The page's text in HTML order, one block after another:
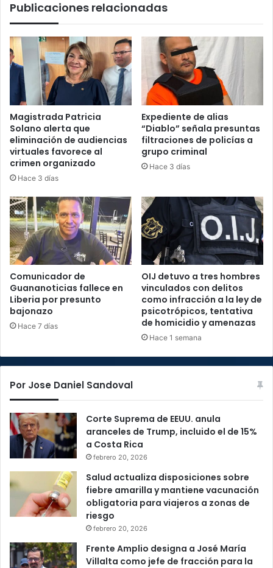
Publicaciones relacionadas
Magistrada Patricia
Solano alerta que
eliminación de audiencias
virtuales favorece al
crimen organizado
Hace 3 días
Expediente de alias
“Diablo” señala presuntas
filtraciones de policías a
grupo criminal
Hace 3 días
Comunicador de
Guananoticias fallece en
Liberia por presunto
bajonazo
Hace 7 días
OIJ detuvo a tres hombres
vinculados con delitos
como infracción a la ley de
psicotrópicos, tentativa
de homicidio y amenazas
Hace 1 semana
Por Jose Daniel Sandoval
Corte Suprema de EEUU. anula
aranceles de Trump, incluido el de 15%
a Costa Rica
febrero 20, 2026
Salud actualiza disposiciones sobre
fiebre amarilla y mantiene vacunación
obligatoria para viajeros a zonas de
riesgo
febrero 20, 2026
Frente Amplio designa a José María
Villalta como jefe de fracción para la